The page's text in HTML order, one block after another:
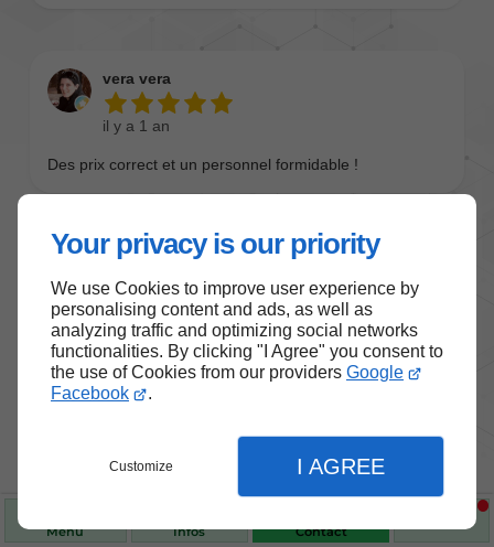
Your privacy is our priority
We use Cookies to improve user experience by
personalising content and ads, as well as
analyzing traffic and optimizing social networks
functionalities. By clicking "I Agree" you consent to
the use of Cookies from our providers Google
Facebook
.
Customize I AGREE
Menu Infos Contact
Nos produits de santé et de